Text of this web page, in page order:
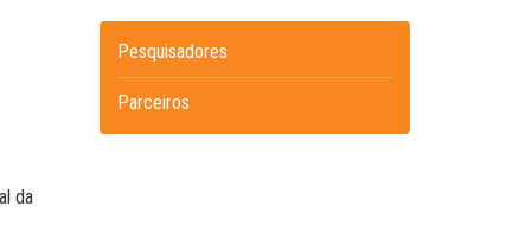
da
Pesquisadores
Parceiros